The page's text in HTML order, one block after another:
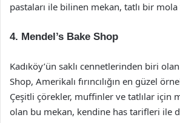
pastaları ile bilinen mekan, tatlı bir
4. Mendel’s Bake Shop
Kadıköy’ün saklı cennetlerinden biri
Shop, Amerikalı fırıncılığın en güzel
Çeşitli çörekler, muffinler ve tatlılar için
olan bu mekan, kendine has tarifleri ile